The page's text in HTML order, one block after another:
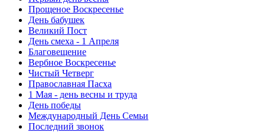
Прощеное Воскресенье
День бабушек
Великий Пост
День смеха - 1 Апреля
Благовещение
Вербное Воскресенье
Чистый Четверг
Православная Пасха
1 Мая - день весны и труда
День победы
Международный День Семьи
Последний звонок